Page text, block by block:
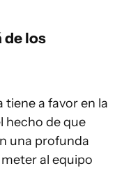
los
tiene a favor en la
hecho de que
una profunda
al equipo